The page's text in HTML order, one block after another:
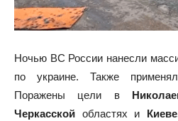
Ночью ВС России нанесли
по украине. Также
Поражены цели в
Черкасской областях и Киеве